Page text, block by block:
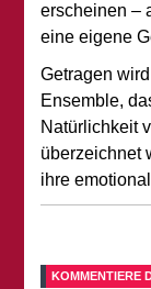
erscheinen –
eine eigene
Getragen
Ensemble,
Natürlichkeit
überzeichnet
ihre
KOMMENTIERE